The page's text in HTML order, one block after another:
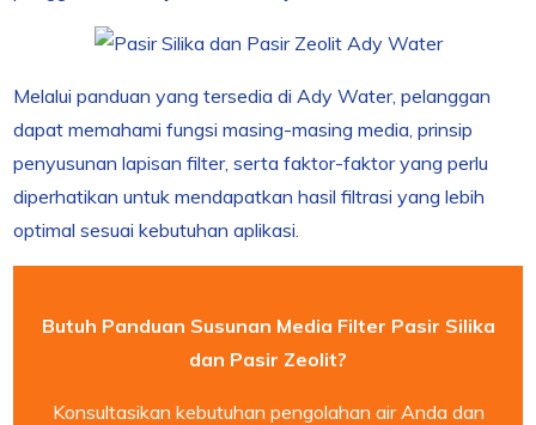
Melalui panduan yang tersedia di Ady Water, pelanggan
dapat memahami fungsi masing-masing media, prinsip
penyusunan lapisan filter, serta faktor-faktor yang perlu
diperhatikan untuk mendapatkan hasil filtrasi yang lebih
optimal sesuai kebutuhan aplikasi.
Butuh Panduan Susunan Media Filter Pasir Silika
dan Pasir Zeolit?
Konsultasikan kebutuhan pengolahan air Anda dan